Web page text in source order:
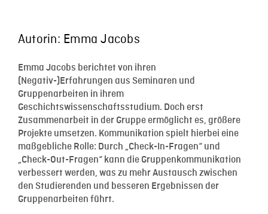
Autorin: Emma Jacobs
Emma Jacobs berichtet von ihren
(Negativ-)Erfahrungen aus Seminaren und
Gruppenarbeiten in ihrem
Geschichtswissenschaftsstudium. Doch erst
Zusammenarbeit in der Gruppe ermöglicht es, größere
Projekte umsetzen. Kommunikation spielt hierbei eine
maßgebliche Rolle: Durch „Check-In-Fragen“ und
„Check-Out-Fragen“ kann die Gruppenkommunikation
verbessert werden, was zu mehr Austausch zwischen
den Studierenden und besseren Ergebnissen der
Gruppenarbeiten führt.